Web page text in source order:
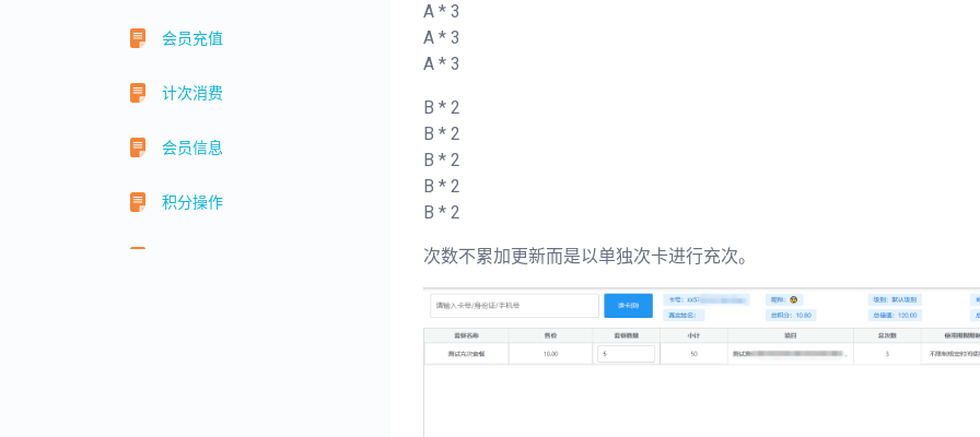
会员充值
计次消费
会员信息
积分操作
A * 3
A * 3
A * 3
B * 2
B * 2
B * 2
B * 2
B * 2
次数不累加更新而是以单独次卡进行充次。